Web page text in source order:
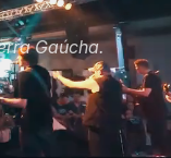
Gaúcha.